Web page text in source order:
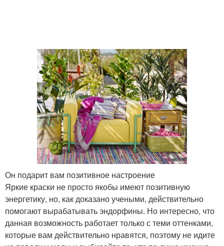
Он подарит вам позитивное настроение
Яркие краски не просто якобы имеют позитивную
энергетику, но, как доказано учеными, действительно
помогают вырабатывать эндорфины. Но интересно, что
данная возможность работает только с теми оттенками,
которые вам действительно нравятся, поэтому не идите